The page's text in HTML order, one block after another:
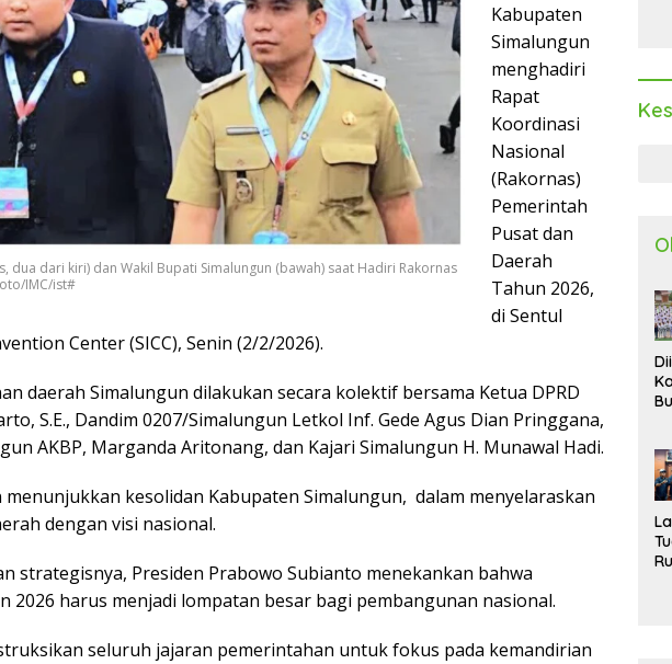
dua dari kiri) dan Wakil Bupati Simalungun (bawah) saat Hadiri Rakornas
IMC/ist#
Kabupaten
Simalungun
menghadiri
Rapat
Koordinasi
Nasional
(Rakornas)
Pemerintah
Pusat dan
Daerah
Tahun 2026,
di Sentul
Center (SICC), Senin (2/2/2026).
daerah Simalungun dilakukan secara kolektif bersama Ketua DPRD
S.E., Dandim 0207/Simalungun Letkol Inf. Gede Agus Dian Pringgana,
AKBP, Marganda Aritonang, dan Kajari Simalungun H. Munawal Hadi.
kesolidan Kabupaten Simalungun, dalam menyelaraskan
dengan visi nasional.
strategisnya, Presiden Prabowo Subianto menekankan bahwa
2026 harus menjadi lompatan besar bagi pembangunan nasional.
seluruh jajaran pemerintahan untuk fokus pada kemandirian